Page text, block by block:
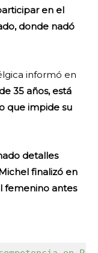
en el
donde nadó
informó en
35 años, está
que impide su
detalles
finalizó en
femenino antes